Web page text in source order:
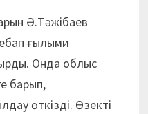
Ә.Тәжібаев
ғылыми
Онда облыс
барып,
өткізді. Өзекті